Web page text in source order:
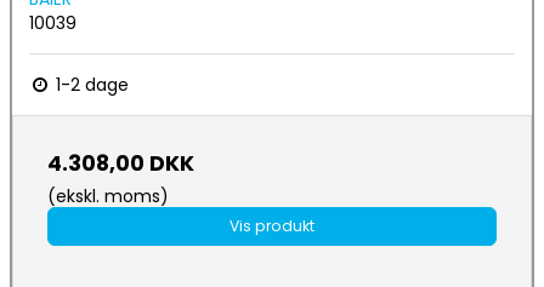
10039
1-2 dage
4.308,00 DKK
(ekskl. moms)
Vis produkt